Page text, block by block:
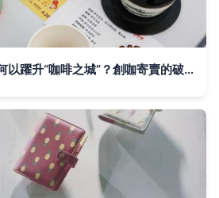
不產咖啡豆的渝中，何以躍升“咖啡之城”？創咖寄賣的破圈之道